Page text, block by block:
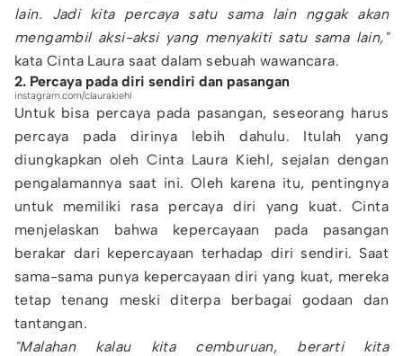
lain. Jadi kita percaya satu sama lain nggak akan
mengambil aksi-aksi yang menyakiti satu sama lain,"
kata Cinta Laura saat dalam sebuah wawancara.
2. Percaya pada diri sendiri dan pasangan
instagram.com/claurakiehl
Untuk bisa percaya pada pasangan, seseorang harus
percaya pada dirinya lebih dahulu. Itulah yang
diungkapkan oleh Cinta Laura Kiehl, sejalan dengan
pengalamannya saat ini. Oleh karena itu, pentingnya
untuk memiliki rasa percaya diri yang kuat. Cinta
menjelaskan bahwa kepercayaan pada pasangan
berakar dari kepercayaan terhadap diri sendiri. Saat
sama-sama punya kepercayaan diri yang kuat, mereka
tetap tenang meski diterpa berbagai godaan dan
tantangan.
"Malahan kalau kita cemburuan, berarti kita